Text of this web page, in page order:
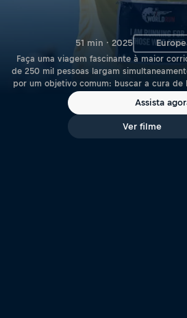
51 min · 2025
Faça uma viagem fascinante à maior
de 250 mil pessoas largam
por um objetivo comum: buscar a cura de
Assista
Ver filme